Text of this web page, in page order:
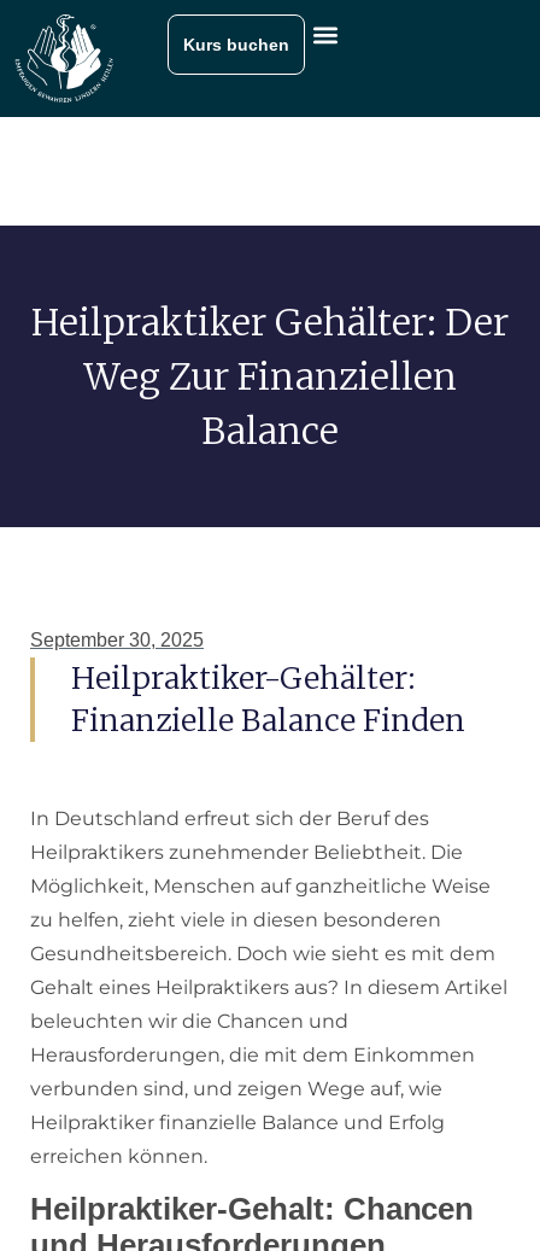
Kurs buchen
Heilpraktiker Gehälter: Der
Weg Zur Finanziellen
Balance
September 30, 2025
Heilpraktiker-Gehälter:
Finanzielle Balance Finden
In Deutschland erfreut sich der Beruf des
Heilpraktikers zunehmender Beliebtheit. Die
Möglichkeit, Menschen auf ganzheitliche Weise
zu helfen, zieht viele in diesen besonderen
Gesundheitsbereich. Doch wie sieht es mit dem
Gehalt eines Heilpraktikers aus? In diesem Artikel
beleuchten wir die Chancen und
Herausforderungen, die mit dem Einkommen
verbunden sind, und zeigen Wege auf, wie
Heilpraktiker finanzielle Balance und Erfolg
erreichen können.
Heilpraktiker-Gehalt: Chancen